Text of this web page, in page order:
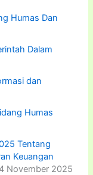
Humas Dan
Dalam
dan
Humas
Tentang
Keuangan
November 2025